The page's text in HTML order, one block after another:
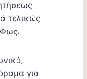
τελικώς
Φως.
για